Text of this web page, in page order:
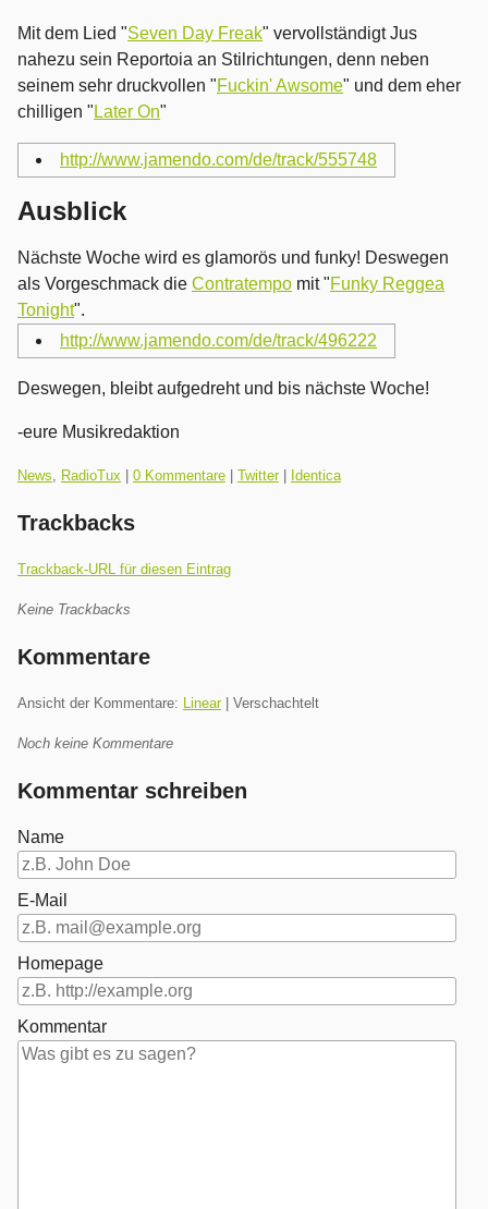
Mit dem Lied "Seven Day Freak" vervollständigt Jus
nahezu sein Reportoia an Stilrichtungen, denn neben
seinem sehr druckvollen "Fuckin' Awsome" und dem eher
chilligen " Later On"
http://www.jamendo.com/de/track/555748
Ausblick
Nächste Woche wird es glamorös und funky! Deswegen
als Vorgeschmack die Contratempo mit "Funky Reggea
Tonight".
http://www.jamendo.com/de/track/496222
Deswegen, bleibt aufgedreht und bis nächste Woche!
-eure Musikredaktion
Kategorien:
News RadioTux 0 Kommentare Twitter| Identica
Trackbacks
Trackback-URL für diesen Eintrag
Keine Trackbacks
Kommentare
Ansicht der Kommentare: Linear| Verschachtelt
Noch keine Kommentare
Kommentar schreiben
Name
E-Mail
Homepage
Kommentar